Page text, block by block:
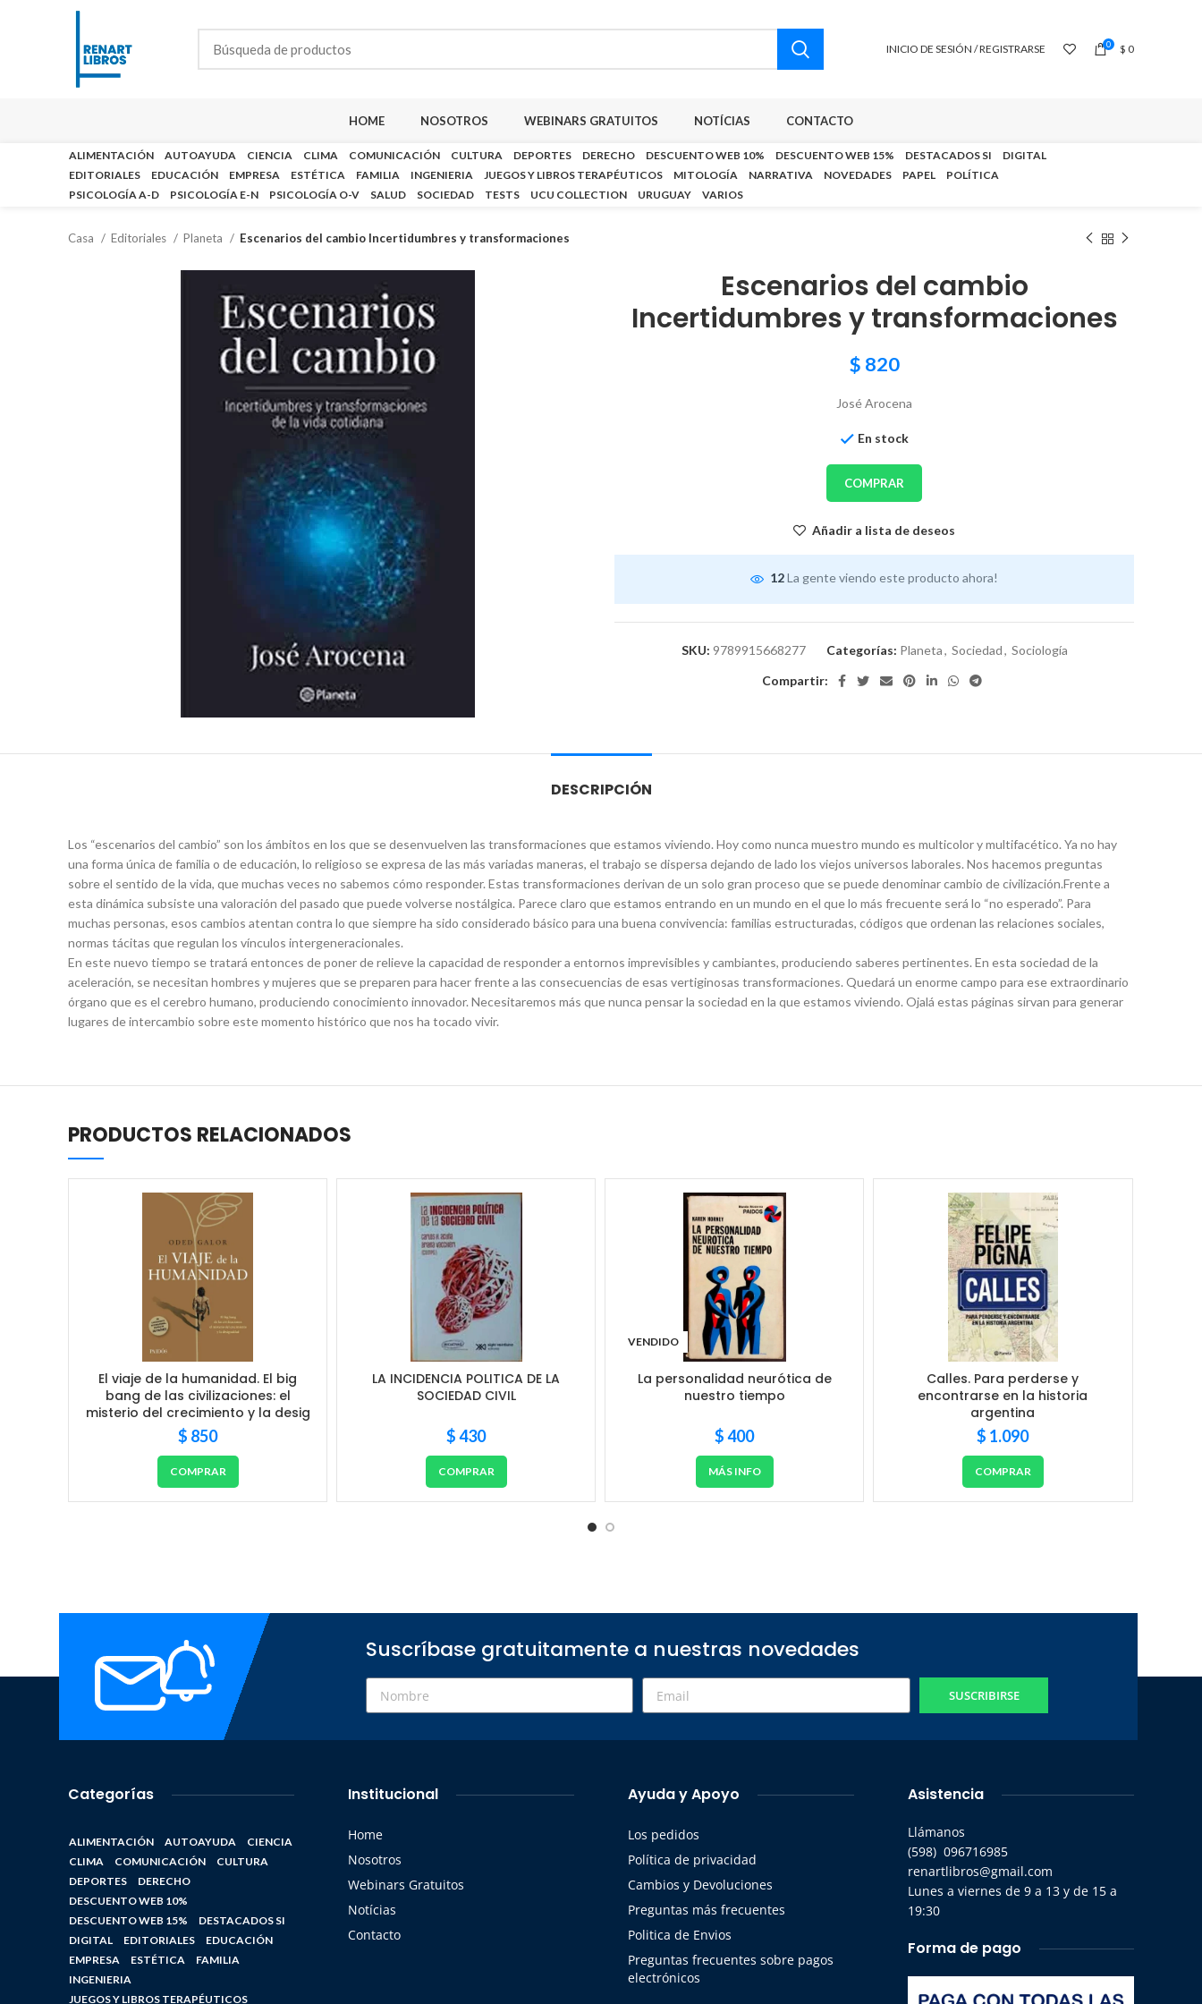
INICIO DE SESIÓN / REGISTRARSE 0 $ 0
HOME NOSOTROS WEBINARS GRATUITOS NOTÍCIAS CONTACTO
ALIMENTACIÓN AUTOAYUDA CIENCIA CLIMA COMUNICACIÓN CULTURA DEPORTES DERECHO DESCUENTO WEB 10% DESCUENTO WEB 15% DESTACADOS SI
DIGITAL
EDITORIALES
EDUCACIÓN EMPRESA ESTÉTICA FAMILIA INGENIERIA JUEGOS Y LIBROS TERAPÉUTICOS MITOLOGÍA NARRATIVA NOVEDADES PAPEL
POLÍTICA
PSICOLOGÍA A-D
PSICOLOGÍA E-N PSICOLOGÍA O-V SALUD SOCIEDAD TESTS UCU COLLECTION URUGUAY VARIOS
Casa Editoriales Planeta Escenarios del cambio Incertidumbres y transformaciones
Escenarios del cambio
Incertidumbres y transformaciones
$ 820
José Arocena
En stock
COMPRAR
Añadir a lista de deseos
12La gente viendo este producto ahora!
SKU: 9789915668277 Categorías: Planeta, Sociedad, Sociología
Compartir:
DESCRIPCIÓN
Los “escenarios del cambio” son los ámbitos en los que se desenvuelven las transformaciones que estamos viviendo. Hoy como nunca muestro mundo es multicolor y multifacético. Ya no hay
una forma única de familia o de educación, lo religioso se expresa de las más variadas maneras, el trabajo se dispersa dejando de lado los viejos universos laborales. Nos hacemos preguntas
sobre el sentido de la vida, que muchas veces no sabemos cómo responder. Estas transformaciones derivan de un solo gran proceso que se puede denominar cambio de civilización.Frente a
esta dinámica subsiste una valoración del pasado que puede volverse nostálgica. Parece claro que estamos entrando en un mundo en el que lo más frecuente será lo “no esperado”. Para
muchas personas, esos cambios atentan contra lo que siempre ha sido considerado básico para una buena convivencia: familias estructuradas, códigos que ordenan las relaciones sociales,
normas tácitas que regulan los vínculos intergeneracionales.
En este nuevo tiempo se tratará entonces de poner de relieve la capacidad de responder a entornos imprevisibles y cambiantes, produciendo saberes pertinentes. En esta sociedad de la
aceleración, se necesitan hombres y mujeres que se preparen para hacer frente a las consecuencias de esas vertiginosas transformaciones. Quedará un enorme campo para ese extraordinario
órgano que es el cerebro humano, produciendo conocimiento innovador. Necesitaremos más que nunca pensar la sociedad en la que estamos viviendo. Ojalá estas páginas sirvan para generar
lugares de intercambio sobre este momento histórico que nos ha tocado vivir.
PRODUCTOS RELACIONADOS
El viaje de la humanidad. El big
bang de las civilizaciones: el
misterio del crecimiento y la desig
$ 850
COMPRAR
LA INCIDENCIA POLITICA DE LA
SOCIEDAD CIVIL
$430
COMPRAR
VENDIDO
La personalidad neurótica de
nuestro tiempo
$400
MÁS INFO
Calles. Para perderse y
encontrarse en la historia
argentina
$ 1.090
COMPRAR
Suscríbase gratuitamente a nuestras novedades
SUSCRIBIRSE
Categorías
ALIMENTACIÓN AUTOAYUDA
CIENCIA
CLIMA
COMUNICACIÓN
CULTURA
DEPORTES
DERECHO
DESCUENTO WEB 10%
DESCUENTO WEB 15%
DESTACADOS SI
DIGITAL
EDITORIALES
EDUCACIÓN
EMPRESA
ESTÉTICA
FAMILIA
INGENIERIA
JUEGOS Y LIBROS TERAPÉUTICOS
Institucional
Home
Nosotros
Webinars Gratuitos
Notícias
Contacto
Ayuda y Apoyo
Los pedidos
Política de privacidad
Cambios y Devoluciones
Preguntas más frecuentes
Politica de Envios
Preguntas frecuentes sobre pagos
electrónicos
Asistencia
Llámanos
(598) 096716985
renartlibros@gmail.com
Lunes a viernes de 9 a 13 y de 15 a
19:30
Forma de pago